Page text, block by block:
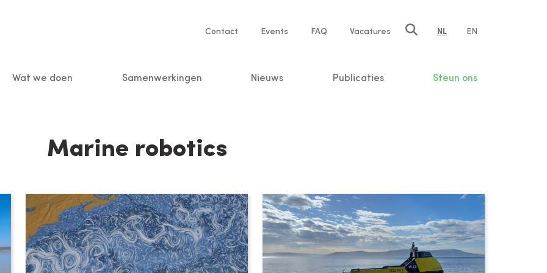
Service
Contact Events FAQ Vacatures NL EN
Wat we doen Samenwerkingen Nieuws Publicaties Steun ons
Marine robotics